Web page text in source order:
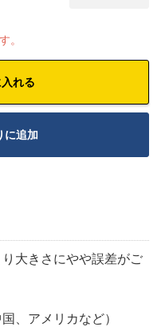
。
れる
に追加
大きさにやや誤差がご
、アメリカなど）